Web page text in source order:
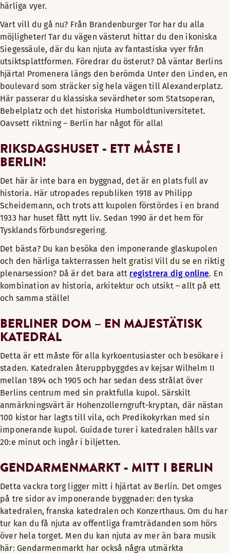
härliga vyer.
Vart vill du gå nu? Från Brandenburger Tor har du alla
möjligheter! Tar du vägen västerut hittar du den ikoniska
Siegessäule, där du kan njuta av fantastiska vyer från
utsiktsplattformen. Föredrar du österut? Då väntar Berlins
hjärta! Promenera längs den berömda Unter den Linden, en
boulevard som sträcker sig hela vägen till Alexanderplatz.
Här passerar du klassiska sevärdheter som Statsoperan,
Bebelplatz och det historiska Humboldtuniversitetet.
Oavsett riktning – Berlin har något för alla!
RIKSDAGSHUSET - ETT MÅSTE I
BERLIN!
Det här är inte bara en byggnad, det är en plats full av
historia. Här utropades republiken 1918 av Philipp
Scheidemann, och trots att kupolen förstördes i en brand
1933 har huset fått nytt liv. Sedan 1990 är det hem för
Tysklands förbundsregering.
Det bästa? Du kan besöka den imponerande glaskupolen
och den härliga takterrassen helt gratis! Vill du se en riktig
plenarsession? Då är det bara att registrera dig online. En
kombination av historia, arkitektur och utsikt – allt på ett
och samma ställe!
BERLINER DOM – EN MAJESTÄTISK
KATEDRAL
Detta är ett måste för alla kyrkoentusiaster och besökare i
staden. Katedralen återuppbyggdes av kejsar Wilhelm II
mellan 1894 och 1905 och har sedan dess strålat över
Berlins centrum med sin praktfulla kupol. Särskilt
anmärkningsvärt är Hohenzollerngruft-kryptan, där nästan
100 kistor har lagts till vila, och Predikokyrkan med sin
imponerande kupol. Guidade turer i katedralen hålls var
20:e minut och ingår i biljetten.
GENDARMENMARKT - MITT I BERLIN
Detta vackra torg ligger mitt i hjärtat av Berlin. Det omges
på tre sidor av imponerande byggnader: den tyska
katedralen, franska katedralen och Konzerthaus. Om du har
tur kan du få njuta av offentliga framträdanden som hörs
över hela torget. Men du kan njuta av mer än bara musik
här: Gendarmenmarkt har också några utmärkta